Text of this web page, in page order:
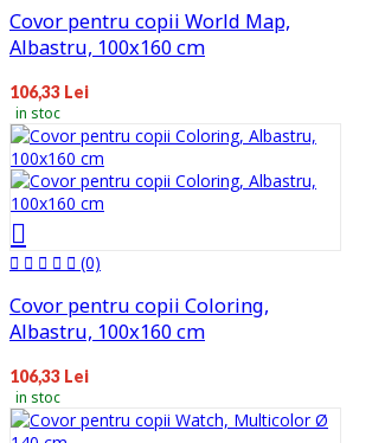
Covor pentru copii World Map,
Albastru, 100x160 cm
106,33 Lei
in stoc
(0)
Covor pentru copii Coloring,
Albastru, 100x160 cm
106,33 Lei
in stoc